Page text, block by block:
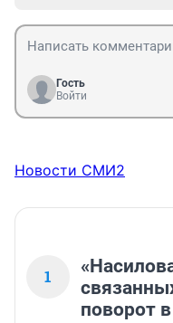
Гость
Войти
Новости СМИ2
1
поворот